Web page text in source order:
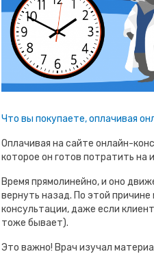
Что вы покупаете, оплачивая
Оплачивая на сайте онлайн-
которое он готов потратить на
Время прямолинейно, и оно
вернуть назад. По этой
консультации, даже если
тоже бывает).
Это важно! Врач изучал